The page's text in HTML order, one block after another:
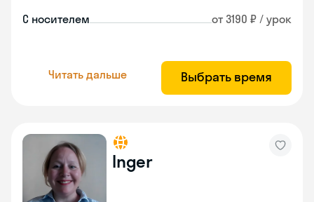
С носителем от 3190 ₽ / урок
Читать дальше Выбрать время
Inger